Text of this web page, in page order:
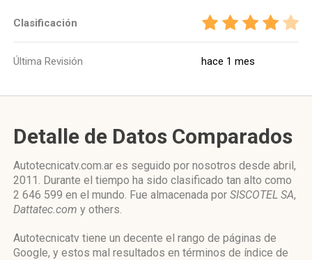
Clasificación
Última Revisión hace 1 mes
Detalle de Datos Comparados
Autotecnicatv.com.ar es seguido por nosotros desde abril,
2011. Durante el tiempo ha sido clasificado tan alto como
2 646 599 en el mundo. Fue almacenada por SISCOTEL SA,
Dattatec.com y others.
Autotecnicatv tiene un decente el rango de páginas de
Google, y estos mal resultados en términos de índice de